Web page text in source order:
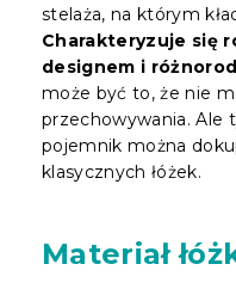
stelaża, na którym
Charakteryzuje się
designem i
może być to, że nie
przechowywania. Ale
pojemnik można
klasycznych łóżek.
Materiał